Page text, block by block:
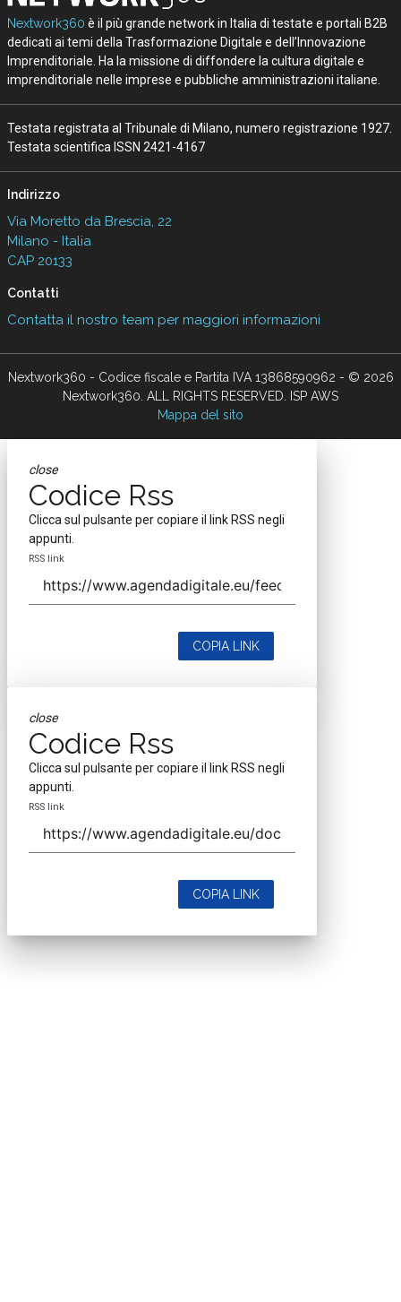
Nextwork360 è il più grande network in Italia di testate e portali B2B
dedicati ai temi della Trasformazione Digitale e dell’Innovazione
Imprenditoriale. Ha la missione di diffondere la cultura digitale e
imprenditoriale nelle imprese e pubbliche amministrazioni italiane.
Testata registrata al Tribunale di Milano, numero registrazione 1927.
Testata scientifica ISSN 2421-4167
Indirizzo
Via Moretto da Brescia, 22
Milano - Italia
CAP 20133
Contatti
Contatta il nostro team per maggiori informazioni
Nextwork360 - Codice fiscale e Partita IVA 13868590962 - © 2026
Nextwork360. ALL RIGHTS RESERVED. ISP AWS
Mappa del sito
close
Codice Rss
Clicca sul pulsante per copiare il link RSS negli
appunti.
RSS link
COPIA LINK
close
Codice Rss
Clicca sul pulsante per copiare il link RSS negli
appunti.
RSS link
COPIA LINK